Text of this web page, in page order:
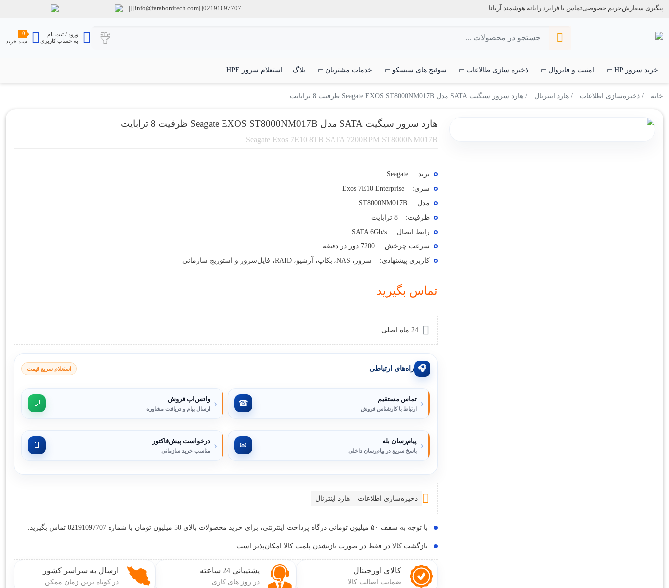
پیگیری سفارشحریم خصوصیتماس با فرابرد رایانه هوشمند آریانا 02191097707
info@farabordtech.com
ورود / ثبت نام
به حساب کاربری
0
سبد خرید
خرید سرور HP امنیت و فایروال ذخیره سازی طالاعات سوئیچ های سیسکو خدمات مشتریان بلاگ استعلام سرور HPE
خانه / ذخیره‌سازی اطلاعات / هارد اینترنال / هارد سرور سیگیت SATA مدل Seagate EXOS ST8000NM017B ظرفیت 8 ترابایت
هارد سرور سیگیت SATA مدل Seagate EXOS ST8000NM017B ظرفیت 8 ترابایت
Seagate Exos 7E10 8TB SATA 7200RPM ST8000NM017B
برند:
Seagate
سری:
Exos 7E10 Enterprise
مدل:
ST8000NM017B
ظرفیت:
8 ترابایت
رابط اتصال:
SATA 6Gb/s
سرعت چرخش:
7200 دور در دقیقه
کاربری پیشنهادی:
سرور، NAS، بکاپ، آرشیو، RAID، فایل‌سرور و استوریج سازمانی
تماس بگیرید
24 ماه اصلی
🎧 راه‌های ارتباطی استعلام سریع قیمت
‹ تماس مستقیم
ارتباط با کارشناس فروش
☎
‹ واتس‌اپ فروش
ارسال پیام و دریافت مشاوره
💬
‹ پیام‌رسان بله
پاسخ سریع در پیام‌رسان داخلی
✉
‹ درخواست پیش‌فاکتور
مناسب خرید سازمانی
📄
ذخیره‌سازی اطلاعات هارد اینترنال
با توجه به سقف ۵۰ میلیون تومانی درگاه پرداخت اینترنتی، برای خرید محصولات بالای 50 میلیون تومان با شماره 02191097707 تماس بگیرید.
بازگشت کالا در فقط در صورت بازنشدن پلمب کالا امکان‌پذیر است.
کالای اورجینال
ضمانت اصالت کالا
پشتیبانی 24 ساعته
در روز های کاری
ارسال به سراسر کشور
در کوتاه ترین زمان ممکن